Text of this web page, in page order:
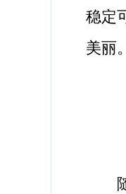
稳定
美丽。
随